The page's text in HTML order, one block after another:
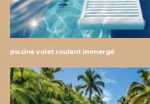
piscine volet roulant immergé